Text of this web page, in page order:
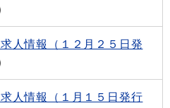
人情報（１２月２５日発
人情報（１月１５日発行